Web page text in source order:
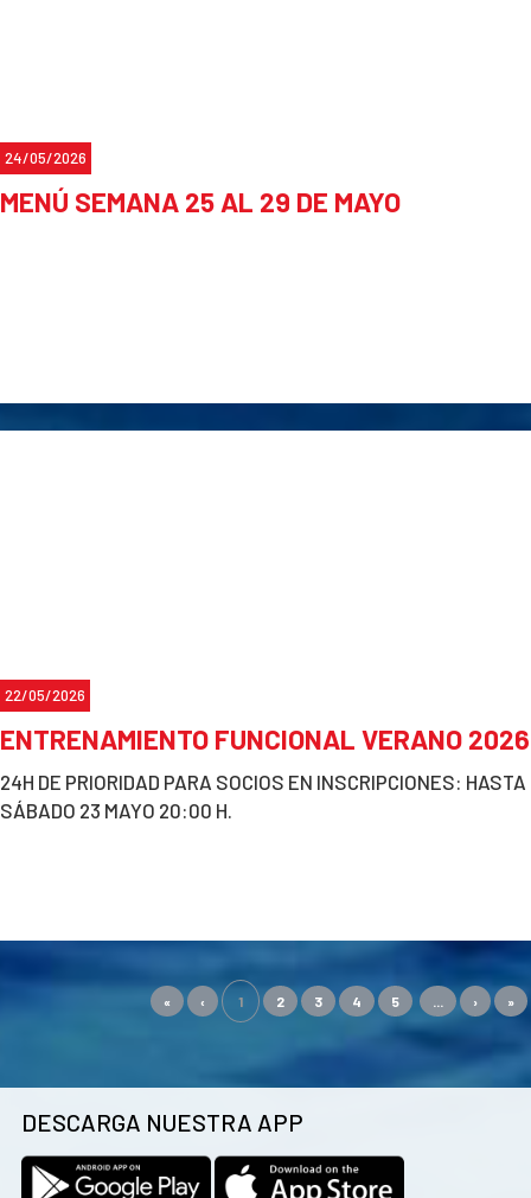
24/05/2026
MENÚ SEMANA 25 AL 29 DE MAYO
22/05/2026
ENTRENAMIENTO FUNCIONAL VERANO 2026
24H DE PRIORIDAD PARA SOCIOS EN INSCRIPCIONES: HASTA
SÁBADO 23 MAYO 20:00 H.
« ‹ 1 2 3 4 5 ... › »
DESCARGA NUESTRA APP